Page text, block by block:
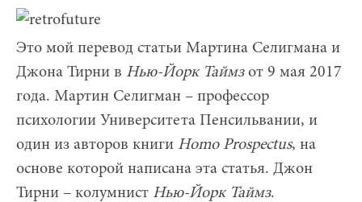
Это мой перевод статьи Мартина Селигмана и
Джона Тирни в Нью-Йорк Таймзот 9 мая 2017
года. Мартин Селигман – профессор
психологии Университета Пенсильвании, и
один из авторов книги HomoProspectus, на
основе которой написана эта статья. Джон
Тирни – колумнист Нью-Йорк Таймз.